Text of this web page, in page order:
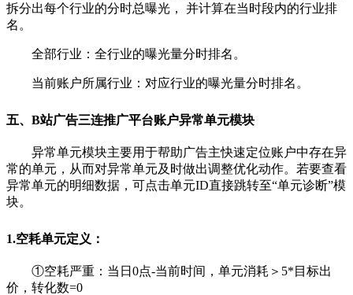
拆分出每个行业的分时总曝光， 并计算在当时段内的行业排
名。
全部行业：全行业的曝光量分时排名。
当前账户所属行业：对应行业的曝光量分时排名。
五、B站广告三连推广平台账户异常单元模块
异常单元模块主要用于帮助广告主快速定位账户中存在异
常的单元，从而对异常单元及时做出调整优化动作。若要查看
异常单元的明细数据，可点击单元ID直接跳转至“单元诊断”模
块。
1.空耗单元定义：
①空耗严重：当日0点-当前时间，单元消耗＞5*目标出
价，转化数=0